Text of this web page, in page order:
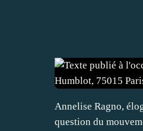
Annelise Ragno,
question du